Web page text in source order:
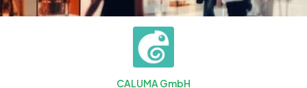
CALUMA GmbH